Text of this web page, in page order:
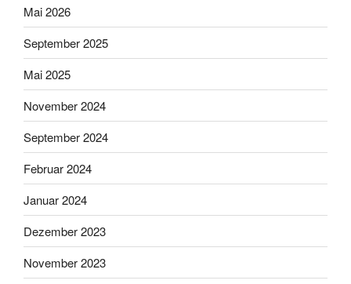
Mai 2026
September 2025
Mai 2025
November 2024
September 2024
Februar 2024
Januar 2024
Dezember 2023
November 2023